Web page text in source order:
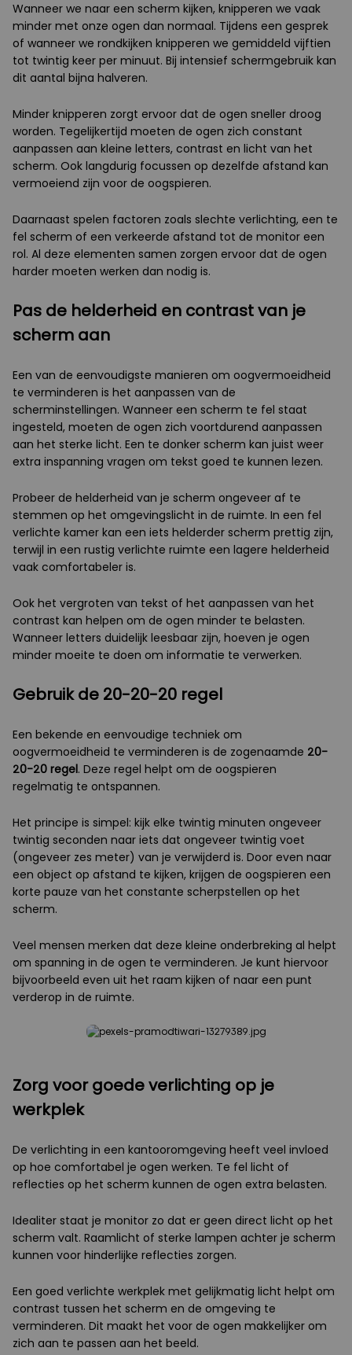
Wanneer we naar een scherm kijken, knipperen we vaak
minder met onze ogen dan normaal. Tijdens een gesprek
of wanneer we rondkijken knipperen we gemiddeld vijftien
tot twintig keer per minuut. Bij intensief schermgebruik kan
dit aantal bijna halveren.
Minder knipperen zorgt ervoor dat de ogen sneller droog
worden. Tegelijkertijd moeten de ogen zich constant
aanpassen aan kleine letters, contrast en licht van het
scherm. Ook langdurig focussen op dezelfde afstand kan
vermoeiend zijn voor de oogspieren.
Daarnaast spelen factoren zoals slechte verlichting, een te
fel scherm of een verkeerde afstand tot de monitor een
rol. Al deze elementen samen zorgen ervoor dat de ogen
harder moeten werken dan nodig is.
Pas de helderheid en contrast van je
scherm aan
Een van de eenvoudigste manieren om oogvermoeidheid
te verminderen is het aanpassen van de
scherminstellingen. Wanneer een scherm te fel staat
ingesteld, moeten de ogen zich voortdurend aanpassen
aan het sterke licht. Een te donker scherm kan juist weer
extra inspanning vragen om tekst goed te kunnen lezen.
Probeer de helderheid van je scherm ongeveer af te
stemmen op het omgevingslicht in de ruimte. In een fel
verlichte kamer kan een iets helderder scherm prettig zijn,
terwijl in een rustig verlichte ruimte een lagere helderheid
vaak comfortabeler is.
Ook het vergroten van tekst of het aanpassen van het
contrast kan helpen om de ogen minder te belasten.
Wanneer letters duidelijk leesbaar zijn, hoeven je ogen
minder moeite te doen om informatie te verwerken.
Gebruik de 20-20-20 regel
Een bekende en eenvoudige techniek om
oogvermoeidheid te verminderen is de zogenaamde 20-
20-20 regel. Deze regel helpt om de oogspieren
regelmatig te ontspannen.
Het principe is simpel: kijk elke twintig minuten ongeveer
twintig seconden naar iets dat ongeveer twintig voet
(ongeveer zes meter) van je verwijderd is. Door even naar
een object op afstand te kijken, krijgen de oogspieren een
korte pauze van het constante scherpstellen op het
scherm.
Veel mensen merken dat deze kleine onderbreking al helpt
om spanning in de ogen te verminderen. Je kunt hiervoor
bijvoorbeeld even uit het raam kijken of naar een punt
verderop in de ruimte.
Zorg voor goede verlichting op je
werkplek
De verlichting in een kantooromgeving heeft veel invloed
op hoe comfortabel je ogen werken. Te fel licht of
reflecties op het scherm kunnen de ogen extra belasten.
Idealiter staat je monitor zo dat er geen direct licht op het
scherm valt. Raamlicht of sterke lampen achter je scherm
kunnen voor hinderlijke reflecties zorgen.
Een goed verlichte werkplek met gelijkmatig licht helpt om
contrast tussen het scherm en de omgeving te
verminderen. Dit maakt het voor de ogen makkelijker om
zich aan te passen aan het beeld.